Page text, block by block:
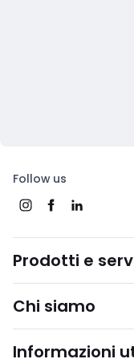
Follow us
Prodotti e
Chi siamo
Informazioni